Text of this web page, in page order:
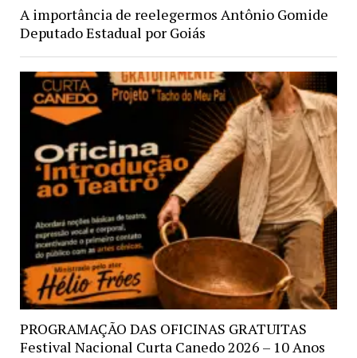
A importância de reelegermos Antônio Gomide
Deputado Estadual por Goiás
PROGRAMAÇÃO DAS OFICINAS GRATUITAS
Festival Nacional Curta Canedo 2026 – 10 Anos